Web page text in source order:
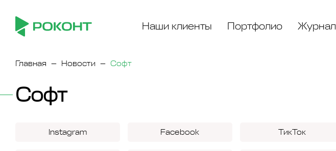
Наши клиенты Портфолио Журнал
Главная Новости Софт
Софт
Instagram Facebook ТикТок